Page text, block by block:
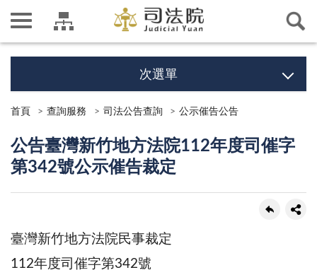
次選單
首頁 查詢服務 司法公告查詢 公示催告公告
公告臺灣新竹地方法院112年度司催字
第342號公示催告裁定
臺灣新竹地方法院民事裁定
112年度司催字第342號